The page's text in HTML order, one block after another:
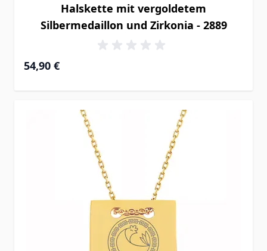
Halskette mit vergoldetem
Silbermedaillon und Zirkonia - 2889
54,90 €